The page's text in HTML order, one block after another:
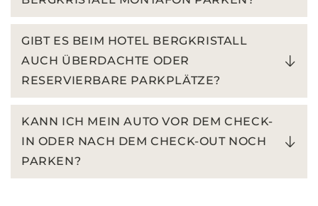
GIBT ES BEIM HOTEL BERGKRISTALL
AUCH ÜBERDACHTE ODER
RESERVIERBARE PARKPLÄTZE?
KANN ICH MEIN AUTO VOR DEM CHECK-
IN ODER NACH DEM CHECK-OUT NOCH
PARKEN?